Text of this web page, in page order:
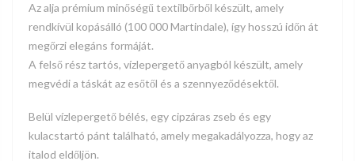
Az alja prémium minőségű textilbőrből készült, amely
rendkívül kopásálló (100 000 Martindale), így hosszú időn át
megőrzi elegáns formáját.
A felső rész tartós, vízlepergető anyagból készült, amely
megvédi a táskát az esőtől és a szennyeződésektől.
Belül vízlepergető bélés, egy cipzáras zseb és egy
kulacstartó pánt található, amely megakadályozza, hogy az
italod eldőljön.